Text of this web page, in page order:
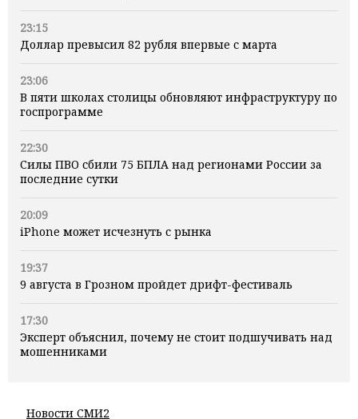
23:15
Доллар превысил 82 рубля впервые с марта
23:06
В пяти школах столицы обновляют инфраструктуру по
госпрограмме
22:30
Силы ПВО сбили 75 БПЛА над регионами России за
последние сутки
20:09
iPhone может исчезнуть с рынка
19:37
9 августа в Грозном пройдет дрифт-фестиваль
17:30
Эксперт объяснил, почему не стоит подшучивать над
мошенниками
Новости СМИ2